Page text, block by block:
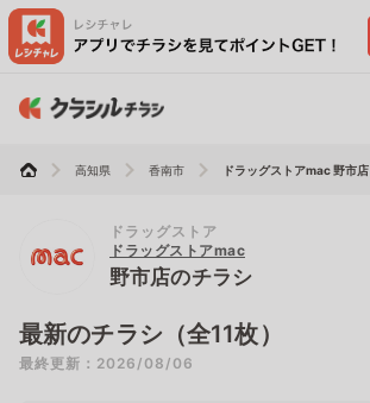
高知県 香南市 ドラッグストアmac 野市店
ドラッグストア
ドラッグストアmac
野市店のチラシ
最新のチラシ（全11枚）
最終更新：2026/08/06